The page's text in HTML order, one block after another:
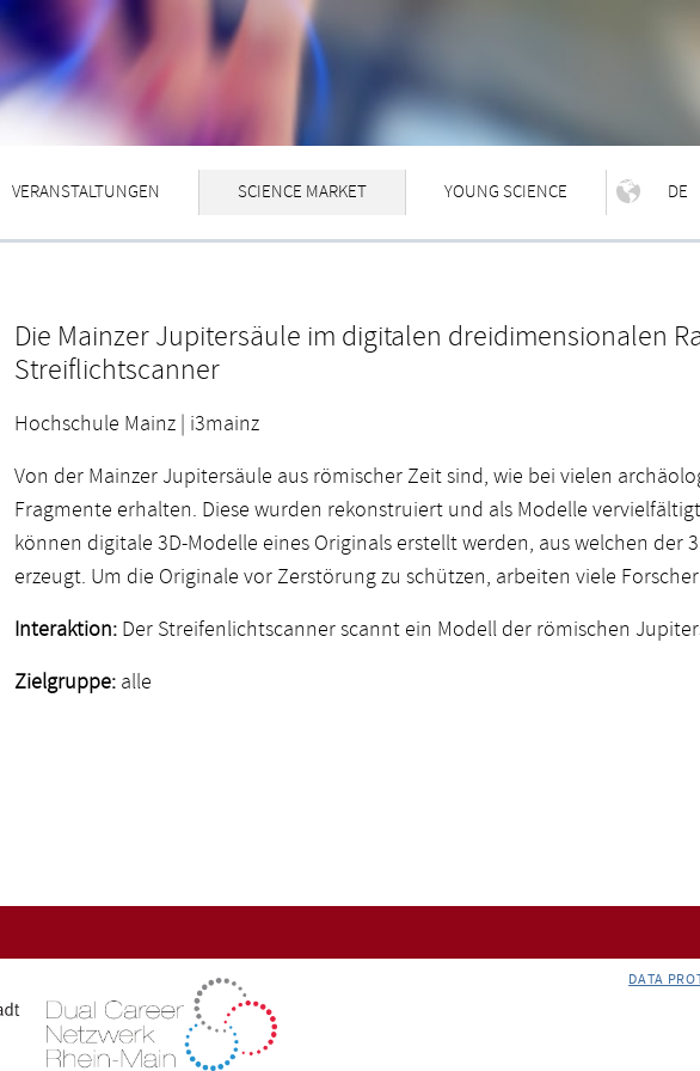
VERANSTALTUNGEN SCIENCE MARKET YOUNG SCIENCE DE
Die Mainzer Jupitersäule im digitalen dreidimensionalen
Streiflichtscanner
Hochschule Mainz | i3mainz
Von der Mainzer Jupitersäule aus römischer Zeit sind, wie bei vielen
Fragmente erhalten. Diese wurden rekonstruiert und als Modelle
können digitale 3D-Modelle eines Originals erstellt werden, aus welchen der
erzeugt. Um die Originale vor Zerstörung zu schützen, arbeiten viele
Interaktion: Der Streifenlichtscanner scannt ein Modell der römischen
Zielgruppe: alle
DATA